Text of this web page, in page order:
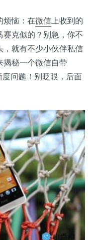
烦恼：在微信上收到的
克似的？别急，你不
，就有不少小伙伴私信
揭秘一个微信自带
问题！别眨眼，后面